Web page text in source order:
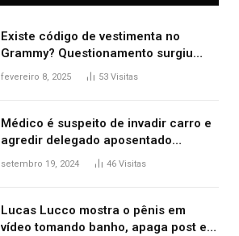
Existe código de vestimenta no
Grammy? Questionamento surgiu
após Bianca Censori, mulher de
fevereiro 8, 2025 53 Visitas
Médico é suspeito de invadir carro e
agredir delegado aposentado
durante confusão no trânsito
setembro 19, 2024 46 Visitas
Lucas Lucco mostra o pênis em
vídeo tomando banho, apaga post e